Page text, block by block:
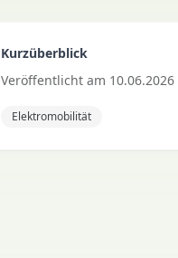
Kurzüberblick
Veröffentlicht am 10.06.2026
Elektromobilität